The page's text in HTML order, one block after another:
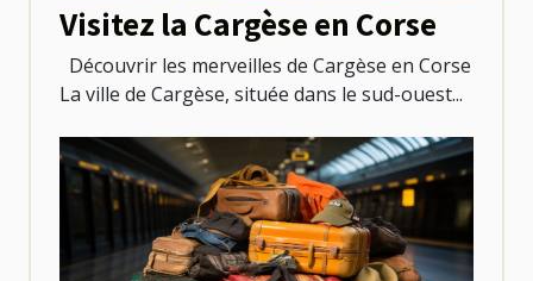
Visitez la Cargèse en Corse
Découvrir les merveilles de Cargèse en Corse
La ville de Cargèse, située dans le sud-ouest...